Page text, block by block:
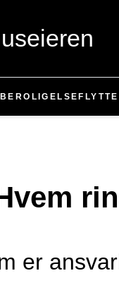
BEROLIGELSE FLYTTE
er